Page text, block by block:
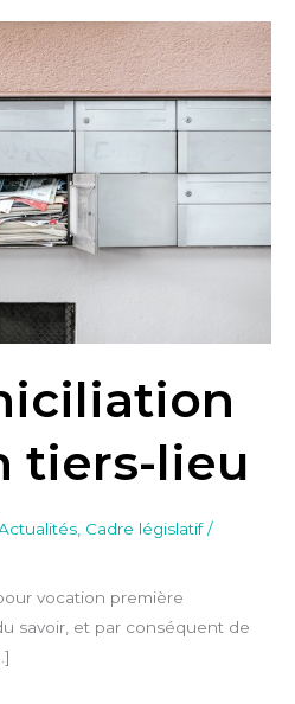
tiers-lieu
, Cadre législatif/
vocation première
savoir, et par conséquent de